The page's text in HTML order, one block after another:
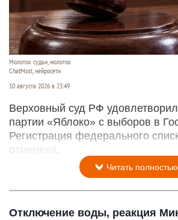
Молоток судьи, молоток
ChatMost, нейросети
10 августа 2026 в 23:49
Верховный суд РФ удовлетворил
партии «Яблоко» с выборов в
Регистрация федерального
отменена.
Читать полностью
Отключение воды, реакция